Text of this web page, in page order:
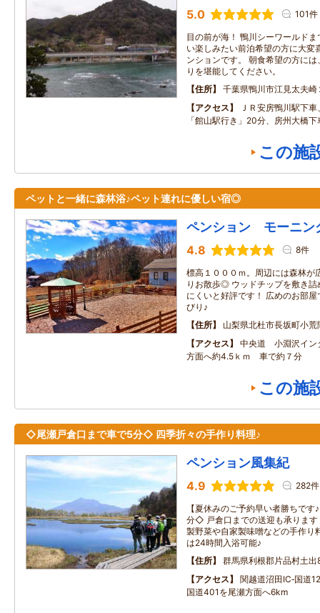
5.0 101件
目の前が海！ 鴨川シーワールド
い楽しみたい前泊希望の方に大変
ンションです。 朝食希望の方に
りを堪能してください。
住所
千葉県鴨川市江見太夫崎
アクセス
ＪＲ安房鴨川駅下
「館山駅行き」20分、房州大橋
この施
ペットと一緒に森林浴♪ペット連れに優しい宿◎
ペンション モーニン
4.8 8件
標高１０００ｍ。周辺には森林が
りお散歩◎ ウッドチップを敷き
にくいと好評です！ 広めのお部
びり♪
住所
山梨県北杜市長坂町小荒
アクセス
中央道 小淵沢イン
方面へ約4.5ｋｍ 車で約７分
この施
◇尾瀬戸倉口まで車で5分◇ 四季折々の手作り料理♪
ペンション風集紀
4.9 282件
【夏休みのご予約早い者勝ちで
分◇ 戸倉口までの送迎も承ります
製野菜や自家製味噌などの手作り
は24時間入浴可能♪
住所
群馬県利根郡片品村土
アクセス
関越道沼田IC‐国道
国道401を尾瀬方面へ6km